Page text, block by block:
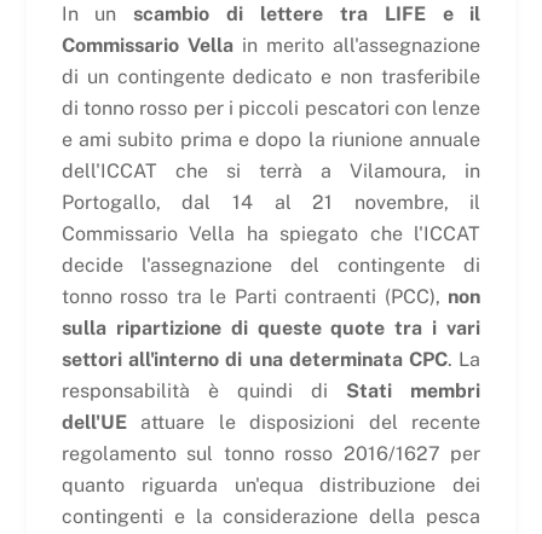
In unscambio di lettere tra LIFE e il
Commissario Vellain merito all'assegnazione
di un contingente dedicato e non trasferibile
di tonno rosso per i piccoli pescatori con lenze
e ami subito prima e dopo la riunione annuale
dell'ICCAT che si terrà a Vilamoura, in
Portogallo, dal 14 al 21 novembre, il
Commissario Vella ha spiegato che l'ICCAT
decide l'assegnazione del contingente di
tonno rosso tra le Parti contraenti (PCC), non
sulla ripartizione di queste quote tra i vari
settori all'interno di una determinata CPC. La
responsabilità è quindi di Stati membri
dell'UEattuare le disposizioni del recente
regolamento sul tonno rosso 2016/1627 per
quanto riguarda un'equa distribuzione dei
contingenti e la considerazione della pesca